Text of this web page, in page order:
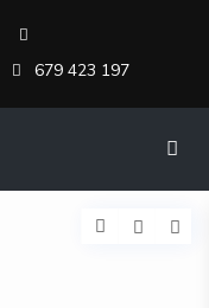
679 423 197